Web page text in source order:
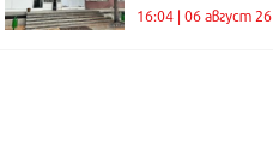
16:04 | 06 август 26